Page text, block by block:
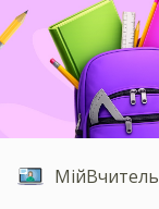
МійВчитель